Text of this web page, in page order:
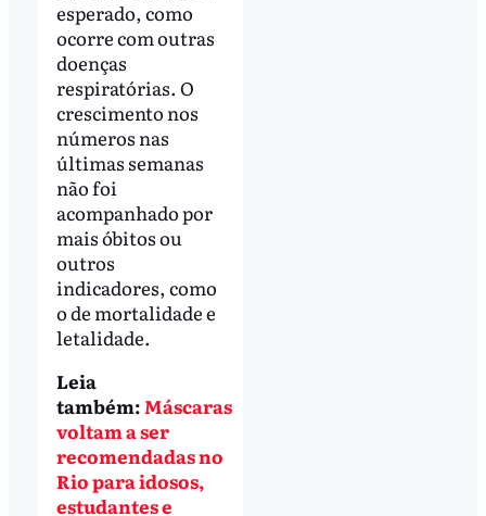
esperado, como
ocorre com outras
doenças
respiratórias. O
crescimento nos
números nas
últimas semanas
não foi
acompanhado por
mais óbitos ou
outros
indicadores, como
o de mortalidade e
letalidade.
Leia
também: Máscaras
voltam a ser
recomendadas no
Rio para idosos,
estudantes e